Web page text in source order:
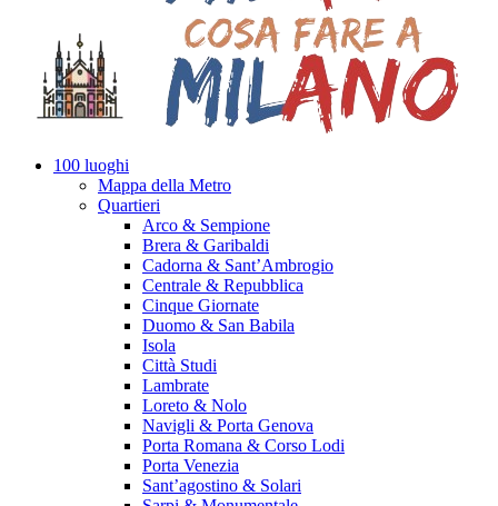
100 luoghi
Mappa della Metro
Quartieri
Arco & Sempione
Brera & Garibaldi
Cadorna & Sant’Ambrogio
Centrale & Repubblica
Cinque Giornate
Duomo & San Babila
Isola
Città Studi
Lambrate
Loreto & Nolo
Navigli & Porta Genova
Porta Romana & Corso Lodi
Porta Venezia
Sant’agostino & Solari